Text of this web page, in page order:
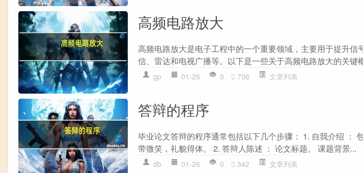
高频电路放大
高频电路放大是电子工程中的一个重要领域，主要用于提升信
信、雷达和电视广播等。以下是一些关于高频电路放大的关键
gp 01-26 0 706 文章列表
答辩的程序
毕业论文答辩的程序通常包括以下几个步骤： 1. 自我介绍 ：
带微笑，礼貌得体。 2. 答辩人陈述 ： 论文标题。 课题背景...
db 01-26 0 342 文章列表